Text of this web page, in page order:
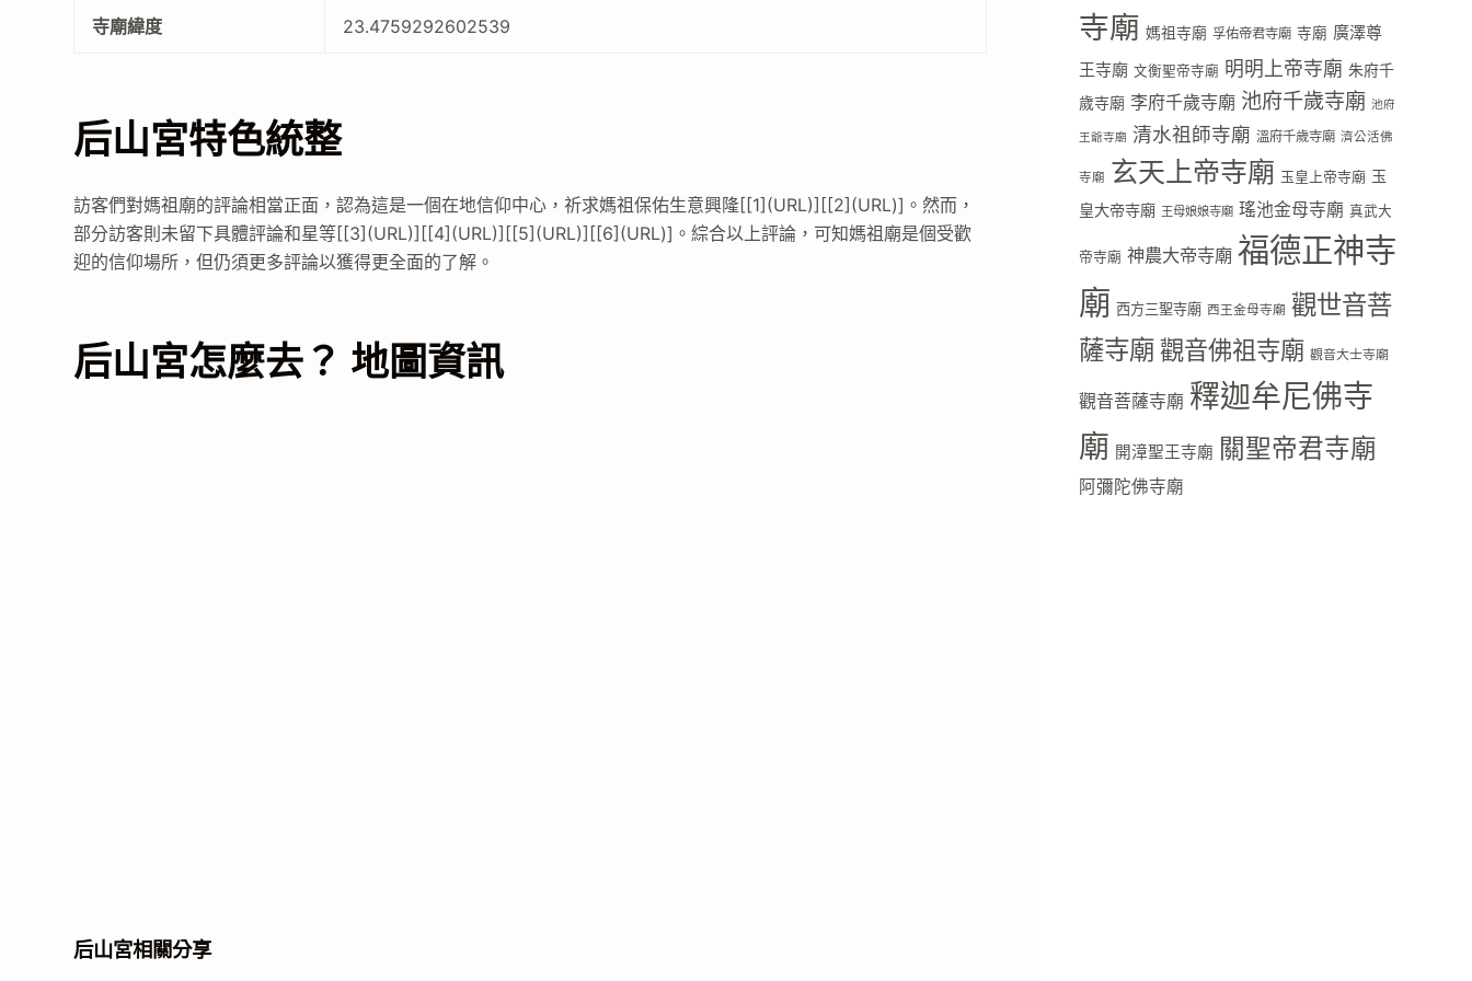
寺廟緯度 23.4759292602539
后山宮特色統整
訪客們對媽祖廟的評論相當正面，認為這是一個在地信仰中心，祈求媽祖保佑生意興隆[[1](URL)][[2](URL)]。然而，
部分訪客則未留下具體評論和星等[[3](URL)][[4](URL)][[5](URL)][[6](URL)]。綜合以上評論，可知媽祖廟是個受歡
迎的信仰場所，但仍須更多評論以獲得更全面的了解。
后山宮怎麼去？ 地圖資訊
后山宮相關分享
寺廟 媽祖寺廟 孚佑帝君寺廟 寺廟 廣澤尊
王寺廟 文衡聖帝寺廟 明明上帝寺廟 朱府千
歲寺廟 李府千歲寺廟 池府千歲寺廟 池府
王爺寺廟 清水祖師寺廟 溫府千歲寺廟 濟公活佛
寺廟 玄天上帝寺廟 玉皇上帝寺廟 玉
皇大帝寺廟 王母娘娘寺廟 瑤池金母寺廟 真武大
帝寺廟 神農大帝寺廟 福德正神寺
廟 西方三聖寺廟 西王金母寺廟 觀世音菩
薩寺廟觀音佛祖寺廟 觀音大士寺廟
觀音菩薩寺廟 釋迦牟尼佛寺
廟 開漳聖王寺廟 關聖帝君寺廟
阿彌陀佛寺廟